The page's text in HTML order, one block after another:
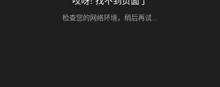
检查您的网络环境，稍后再试...